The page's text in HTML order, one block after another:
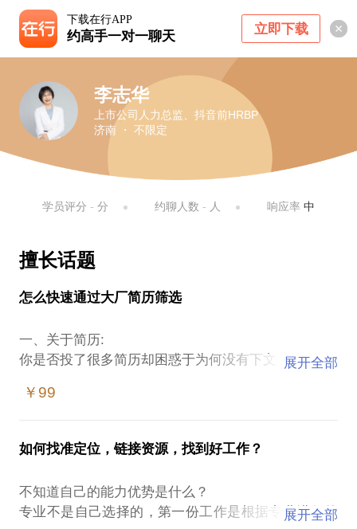
下载在行APP
约高手一对一聊天 立即下载
李志华
上市公司人力总监、抖音前HRBP
济南 ・ 不限定
学员评分 - 分 约聊人数 - 人 响应率 中
擅长话题
怎么快速通过大厂简历筛选
一、关于简历:
你是否投了很多简历却困惑于为何没有下文？
惑于写了也不知道HR会不会想看？
每个人都有自己的独特的优势，来填充一份理想的简
历，对于简历上的措辞，也需要根据不同行业风格，
求职多次不成功以至于开始迷茫，
相信我，你距离面试成功，需要的或许就是一次简历
展开全部
￥99
如何找准定位，链接资源，找到好工作？
不知道自己的能力优势是什么？
专业不是自己选择的，第一份工作是根据专业进行的
展开全部